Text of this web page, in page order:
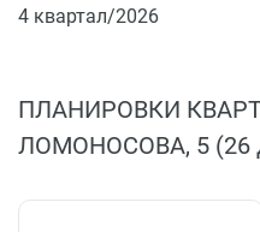
4 квартал/2026
ПЛАНИРОВКИ
ЛОМОНОСОВА, 5